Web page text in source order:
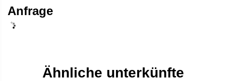
Anfrage
Ähnliche unterkünfte